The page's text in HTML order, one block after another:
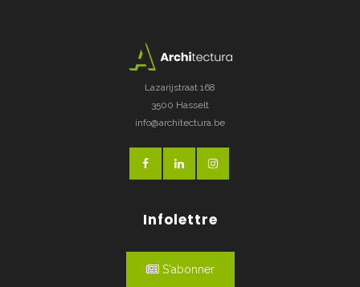
Lazarijstraat 168
3500 Hasselt
info@architectura.be
Infolettre
S'abonner